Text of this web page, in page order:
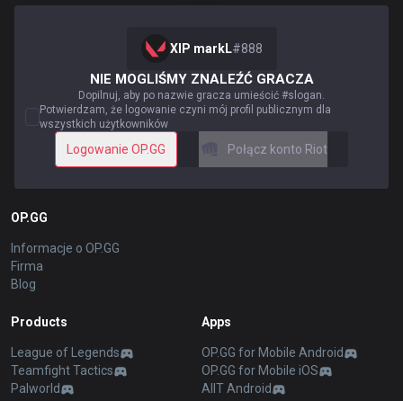
XIP markL#888
NIE MOGLIŚMY ZNALEŹĆ GRACZA
Dopilnuj, aby po nazwie gracza umieścić #slogan.
Potwierdzam, że logowanie czyni mój profil publicznym dla
wszystkich użytkowników
Logowanie OP.GG Połącz konto Riot
OP.GG
Informacje o OP.GG
Firma
Blog
Products
League of Legends
Teamfight Tactics
Palworld
Apps
OP.GG for Mobile Android
OP.GG for Mobile iOS
AllT Android